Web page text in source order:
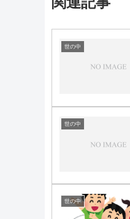
世の中
世の中
世の中